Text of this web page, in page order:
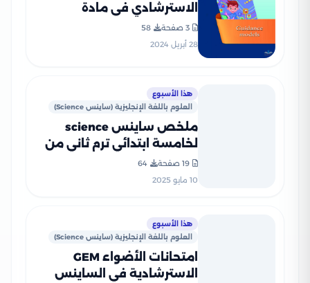
الاسترشادي في مادة
الخامس الابتدائي الترم الثاني
3 صفحة
58
28 أبريل 2024
هذا الأسبوع
العلوم باللغة الإنجليزية (ساينس Science)
ملخص ساينس science
لخامسة ابتدائي ترم ثاني من
سلسلة النخبة بصيغة PDF
19 صفحة
64
10 مايو 2025
هذا الأسبوع
العلوم باللغة الإنجليزية (ساينس Science)
امتحانات الأضواء GEM
الاسترشادية في الساينس